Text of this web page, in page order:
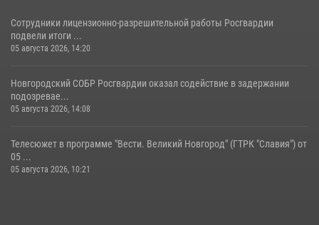
Сотрудники лицензионно-разрешительной работы Росгвардии
подвели итоги ...
05 августа 2026, 14:20
Новгородский СОБР Росгвардии оказал содействие в задержании
подозревае...
05 августа 2026, 14:08
Телесюжет в программе "Вести. Великий Новгород" (ГТРК "Славия") от
05 ...
05 августа 2026, 10:21